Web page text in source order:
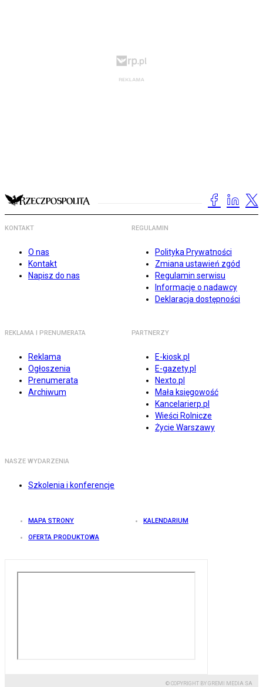
KONTAKT
O nas
Kontakt
Napisz do nas
REGULAMIN
Polityka Prywatności
Zmiana ustawień zgód
Regulamin serwisu
Informacje o nadawcy
Deklaracja dostępności
REKLAMA I PRENUMERATA
Reklama
Ogłoszenia
Prenumerata
Archiwum
PARTNERZY
E-kiosk.pl
E-gazety.pl
Nexto.pl
Mała księgowość
Kancelarierp.pl
Wieści Rolnicze
Życie Warszawy
NASZE WYDARZENIA
Szkolenia i konferencje
MAPA STRONY KALENDARIUM
OFERTA PRODUKTOWA
© COPYRIGHT BY GREMI MEDIA SA